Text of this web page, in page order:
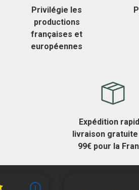
Privilégie les
productions
françaises et
européennes
Expédition
livraison gratuite
99€ pour la